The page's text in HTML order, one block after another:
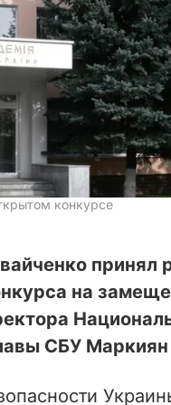
конкурсе
принял
на
СБУ